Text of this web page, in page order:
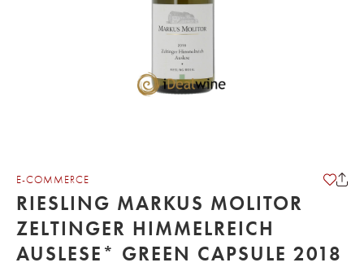
E-COMMERCE
RIESLING MARKUS MOLITOR
ZELTINGER HIMMELREICH
AUSLESE* GREEN CAPSULE 2018